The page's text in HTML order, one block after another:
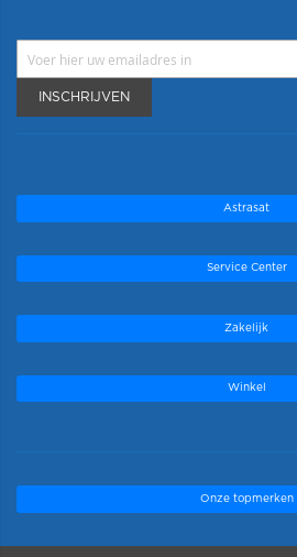
INSCHRIJVEN
Astrasat
Service Center
Zakelijk
Winkel
Onze topmerken